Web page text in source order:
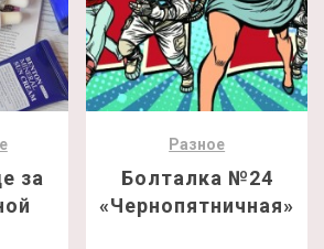
за
Разное
Болталка №24
«Чернопятничная»